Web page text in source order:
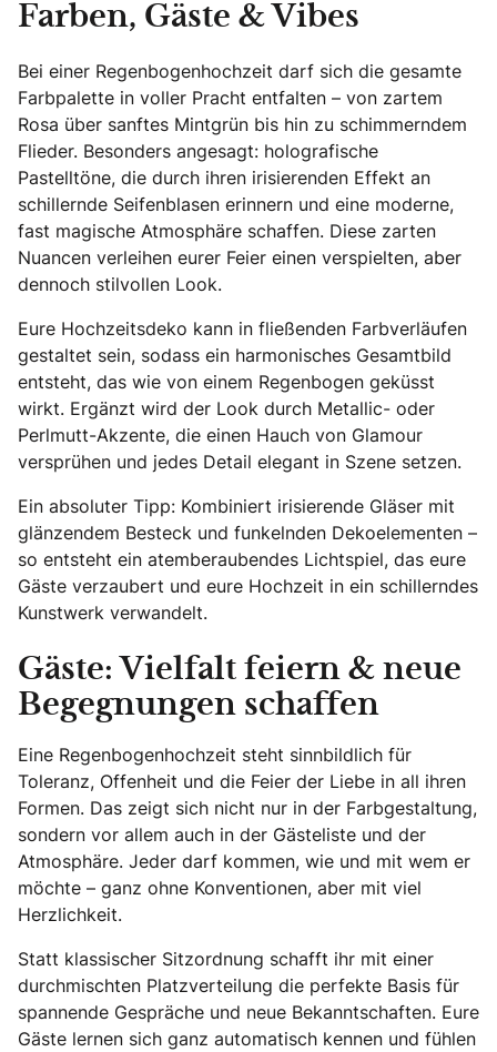
Farben, Gäste & Vibes
Bei einer Regenbogenhochzeit darf sich die gesamte
Farbpalette in voller Pracht entfalten – von zartem
Rosa über sanftes Mintgrün bis hin zu schimmerndem
Flieder. Besonders angesagt: holografische
Pastelltöne, die durch ihren irisierenden Effekt an
schillernde Seifenblasen erinnern und eine moderne,
fast magische Atmosphäre schaffen. Diese zarten
Nuancen verleihen eurer Feier einen verspielten, aber
dennoch stilvollen Look.
Eure Hochzeitsdeko kann in fließenden Farbverläufen
gestaltet sein, sodass ein harmonisches Gesamtbild
entsteht, das wie von einem Regenbogen geküsst
wirkt. Ergänzt wird der Look durch Metallic- oder
Perlmutt-Akzente, die einen Hauch von Glamour
versprühen und jedes Detail elegant in Szene setzen.
Ein absoluter Tipp: Kombiniert irisierende Gläser mit
glänzendem Besteck und funkelnden Dekoelementen –
so entsteht ein atemberaubendes Lichtspiel, das eure
Gäste verzaubert und eure Hochzeit in ein schillerndes
Kunstwerk verwandelt.
Gäste: Vielfalt feiern & neue
Begegnungen schaffen
Eine Regenbogenhochzeit steht sinnbildlich für
Toleranz, Offenheit und die Feier der Liebe in all ihren
Formen. Das zeigt sich nicht nur in der Farbgestaltung,
sondern vor allem auch in der Gästeliste und der
Atmosphäre. Jeder darf kommen, wie und mit wem er
möchte – ganz ohne Konventionen, aber mit viel
Herzlichkeit.
Statt klassischer Sitzordnung schafft ihr mit einer
durchmischten Platzverteilung die perfekte Basis für
spannende Gespräche und neue Bekanntschaften. Eure
Gäste lernen sich ganz automatisch kennen und fühlen